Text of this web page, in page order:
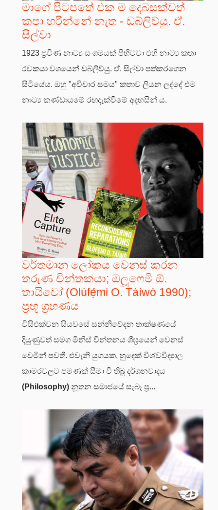
මාගේ පිටපතේ එක ම දෙබසක්වත්
කපා හරින්නේ නැත - ඩබ්ලිව්යු. ඒ.
සිල්වා
1923 ප්‍රවීණ නාට්‍ය සංගමයක් පිහිටවා එහි නාට්‍ය කතා
රචකයා වශයෙන් ඩබ්ලිව්යු. ඒ. සිල්වා පත්කරගෙන
සිටියේය. ඔහු "අවිචාර සමය" කතාව ලියන ලද්දේ එම
නාට්‍ය කණ්ඩායමේ රඟදැක්වීමේ අදහසින් ය.
වර්තමාන ලෝකය වෙනස් කරන
තරුණ චින්තකයා; ඔලූෆෙමි ඕ.
තායිවෝ (Olúfẹ́mi O. Táíwò 1990);
ප්‍රභූ ග්‍රහණය
විසිඑක්වන සියවසේ සන්නිවේදන තාක්ෂණයේ
දියුණුවත් සමග මිනිස් චින්තනය ශීඝ්‍රයෙන් වෙනස්
වෙමින් පවතී. එවැනි යුගයක, හුදෙක් විශ්වවිද්‍යාල
කාමරවලට පමණක් සීමා වී තිබූ දර්ශනවාදය
(Philosophy) නූතන සමාජයේ සැබෑ ප්‍ර...